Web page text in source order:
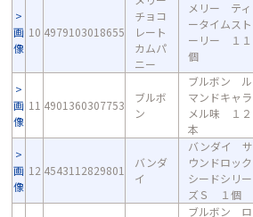
画
像
10 4979103018655
チョコ
レート
カムパ
ニー
メリー ティ
ータイムスト
ーリー １１
個
画
像
11 4901360307753
ブルボ
ン
ブルボン ル
マンドキャラ
メル味 １２
本
画
像
12 4543112829801
バンダ
イ
バンダイ サ
ウンドロック
シードシリー
ズＳ １個
ブルボン ロ